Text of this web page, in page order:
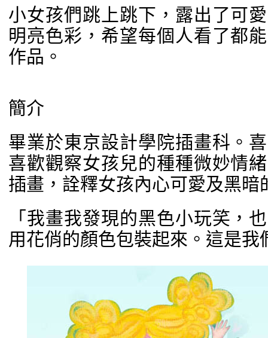
小女孩們跳上跳下，露出了可
明亮色彩，希望每個人看了都
作品。
簡介
畢業於東京設計學院插畫科。
喜歡觀察女孩兒的種種微妙情
插畫，詮釋女孩內心可愛及黑暗
「我畫我發現的黑色小玩笑，
用花俏的顏色包裝起來。這是